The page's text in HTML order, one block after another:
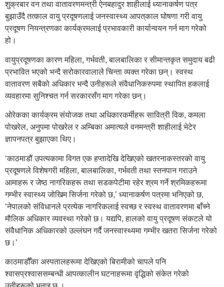
शुक्रबार वन तथा वातावरणमन्त्री ऐनबहादुर शाहीलाई ध्यानाकर्षण पत्र
बुझाउँदै तत्काल वायु प्रदूषणलाई जनस्वास्थ्य आपत्‌काल घोषणा गरी वायु
प्रदूषण नियन्त्रणका कार्यक्रमलाई प्रभावकारी कार्यान्वयन गर्न माग गरेको
हो।
वायुप्रदूषणका कारण महिला, गर्भवती, बालबालिका र सीमान्तकृत समुदाय बढी
प्रभावित भएको भन्दै सरोकारवालाले चिन्ता व्यक्त गरेका छन्। स्वस्थ
वातावरण सबैको अधिकार भन्दै उनीहरूले संवैधानिकरुपमा स्थापित हकलाई
व्यवहारमा सुनिश्चत गर्न सरकारसँग माग गरेका छन्।
ओरेकका कार्यक्रम संयोजक तथा अधिकारकर्मीहरू सावित्री विक, कमला
पोखरेल, अनुपमा पोखरेल र अम्बिका अमात्यले वनमन्त्री शाहीलाई भेटेर
ज्ञापनपत्र बुझाएका थिए।
‘काठमाडौं उपत्यकामा विगत एक हप्तादेखि देखिएको खतरनाकस्तरको वायु
प्रदूषणले विशेषगरी महिला, बालबालिका, गर्भवती तथा स्तनपान गराउने
आमाहरू र जेष्ठ नागरिकहरू तथा सडकपेटीमा रहेर श्रम गर्ने श्रमिकहरूमा
गम्भीर स्वास्थ्य जोखिम सिर्जना गरेको छ,’ ध्यानाकर्षण पत्रमा भनिएको छ,
‘नेपालको संविधानले प्रत्येक नागरिकलाई स्वच्छ र स्वस्थ वातावरणमा बाँच्ने
मौलिक अधिकार व्यवस्था गरेको छ। यद्यपि, हालको वायु प्रदूषण संकटले यो
संवैधानिक अधिकारको उल्लंघन गर्दै जनस्वास्थ्यमा गम्भीर खतरा सिर्जना गरेको
छ।’
काठमाडौँका अस्पतालहरूमा देखिएको बिरामीको चापले पनि
श्वासप्रश्वाससम्बन्धी आपत्कालीन घटनाहरूमा वृद्धिको संकेत गरेको